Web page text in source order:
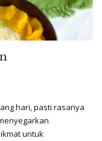
hari, pasti rasanya
untuk